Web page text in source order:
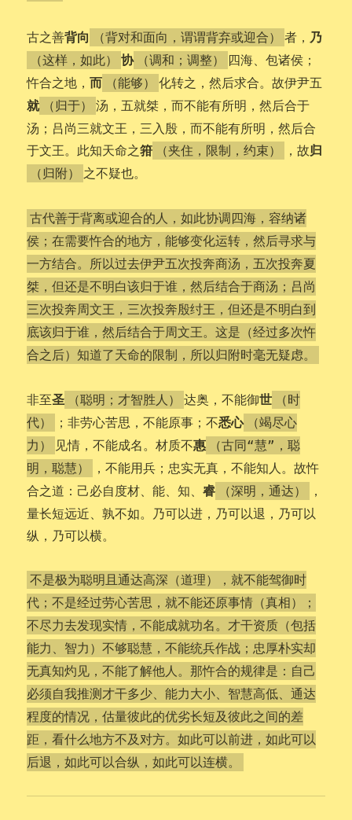
古之善背向 （背对和面向，谓谓背弃或迎合） 者， 乃
（这样，如此） 协 （调和；调整）
四海、包诸侯；
忤合之地，而 （能够） 化转之，然后求合。故伊尹五
就 （归于）
汤，五就桀，而不能有所明，然后合于
汤；吕尚三就文王，三入殷，而不能有所明，然后合
于文王。此知天命之箝 （夹住，限制，约束） ，故归
（归附） 之不疑也。
古代善于背离或迎合的人，如此协调四海，容纳诸
侯；在需要忤合的地方，能够变化运转，然后寻求与
一方结合。所以过去伊尹五次投奔商汤，五次投奔夏
桀，但还是不明白该归于谁，然后结合于商汤；吕尚
三次投奔周文王，三次投奔殷纣王，但还是不明白到
底该归于谁，然后结合于周文王。这是（经过多次忤
合之后）知道了天命的限制，所以归附时毫无疑虑。
非至圣 （聪明；才智胜人） 达奥，不能御世
（时
代）
；非劳心苦思，不能原事；不悉心
（竭尽心
力）
见情，不能成名。材质不惠
（古同“慧”，聪
明，聪慧）
，不能用兵；忠实无真，不能知人。故忤
合之道：己必自度材、能、知、睿 （深明，通达）
，
量长短远近、孰不如。乃可以进，乃可以退，乃可以
纵，乃可以横。
不是极为聪明且通达高深（道理），就不能驾御时
代；不是经过劳心苦思，就不能还原事情（真相）；
不尽力去发现实情，不能成就功名。才干资质（包括
能力、智力）不够聪慧，不能统兵作战；忠厚朴实却
无真知灼见，不能了解他人。那忤合的规律是：自己
必须自我推测才干多少、能力大小、智慧高低、通达
程度的情况，估量彼此的优劣长短及彼此之间的差
距，看什么地方不及对方。如此可以前进，如此可以
后退，如此可以合纵，如此可以连横。